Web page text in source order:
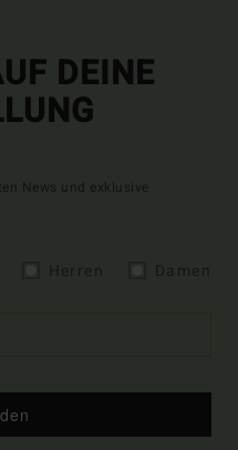
DEINE
News und exklusive